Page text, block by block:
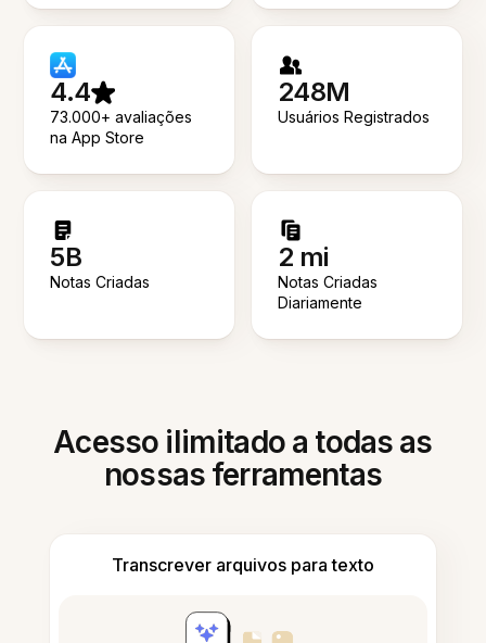
4.4
73.000+ avaliações
na App Store
248M
Usuários Registrados
5B
Notas Criadas
2 mi
Notas Criadas
Diariamente
Acesso ilimitado a todas as
nossas ferramentas
Transcrever arquivos para texto